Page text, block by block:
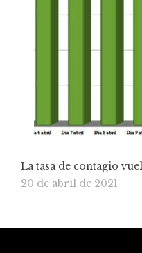
La tasa de contagio
20 de abril de 2021